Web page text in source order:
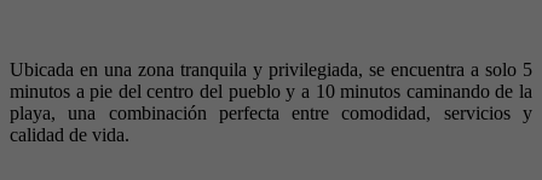
Ubicada en una zona tranquila y privilegiada, se encuentra a solo 5
minutos a pie del centro del pueblo y a 10 minutos caminando de la
playa, una combinación perfecta entre comodidad, servicios y
calidad de vida.